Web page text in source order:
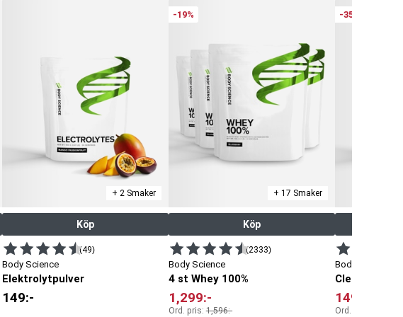
+ 2 Smaker
Köp
(49)
Body Science
Elektrolytpulver
149:-
-19%
+ 17 Smaker
Köp
(2333)
Body Science
4 st Whey 100%
1,299:-
Ord. pris:1,596:-
-35%
Body Science
Clear Protein
149
Ord. pris: